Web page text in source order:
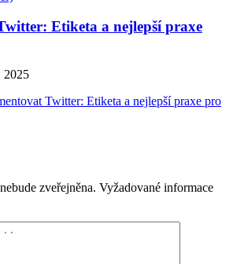
Etiketa a nejlepší praxe
2025
Twitter: Etiketa a nejlepší praxe pro
zveřejněna. Vyžadované informace